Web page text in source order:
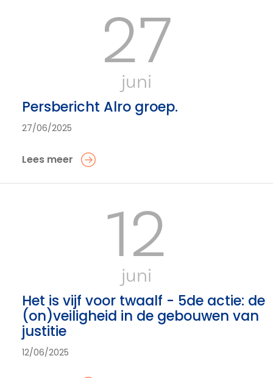
27
juni
Persbericht Alro groep.
27/06/2025
Lees meer
12
juni
Het is vijf voor twaalf - 5de actie: de
(on)veiligheid in de gebouwen van
justitie
12/06/2025